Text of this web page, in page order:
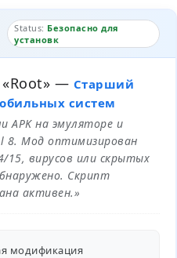
Status: Безопасно для
установк
— Старший
систем
APK на эмуляторе и
8. Мод оптимизирован
15, вирусов или скрытых
Скрипт
активен.»
модификация